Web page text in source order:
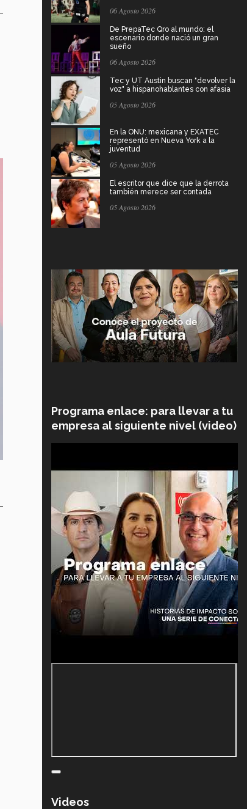
06 Agosto 2026
De PrepaTec Qro al mundo: el
escenario donde nació un gran
sueño
06 Agosto 2026
Tec y UT Austin buscan "devolver la
voz" a hispanohablantes con afasia
05 Agosto 2026
En la ONU: mexicana y EXATEC
representó en Nueva York a la
juventud
05 Agosto 2026
El escritor que dice que la derrota
también merece ser contada
05 Agosto 2026
Programa enlace: para llevar a tu
empresa al siguiente nivel (video)
Videos